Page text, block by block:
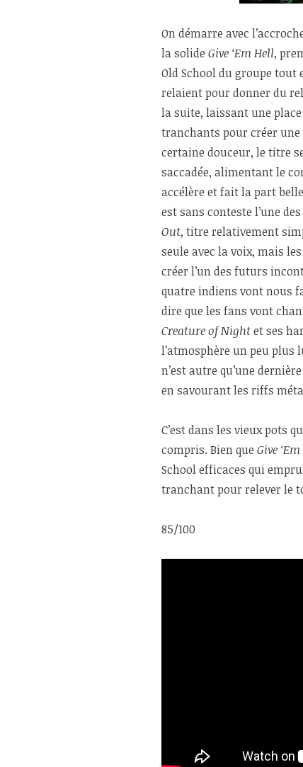
On démarre avec
la solide Give ‘Em Hell,
Old School du groupe
relaient pour donner du
la suite, laissant une
tranchants pour créer
certaine douceur, le titre
saccadée, alimentant le
accélère et fait la part
est sans conteste l’une
Out, titre relativement
seule avec la voix, mais
créer l’un des futurs
quatre indiens vont nous
dire que les fans vont
Creature of Nightet ses
l’atmosphère un peu plus
n’est autre qu’une
en savourant les riffs
C’est dans les vieux pots
compris. Bien que Give
School efficaces qui
tranchant pour relever le
85/100